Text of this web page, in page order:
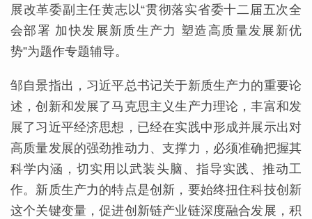
展改革委副主任黄志以“贯彻落实省委十二届五次全
会部署 加快发展新质生产力 塑造高质量发展新优
势”为题作专题辅导。
邹自景指出，习近平总书记关于新质生产力的重要论
述，创新和发展了马克思主义生产力理论，丰富和发
展了习近平经济思想，已经在实践中形成并展示出对
高质量发展的强劲推动力、支撑力，必须准确把握其
科学内涵，切实用以武装头脑、指导实践、推动工
作。新质生产力的特点是创新，要始终扭住科技创新
这个关键变量，促进创新链产业链深度融合发展，积